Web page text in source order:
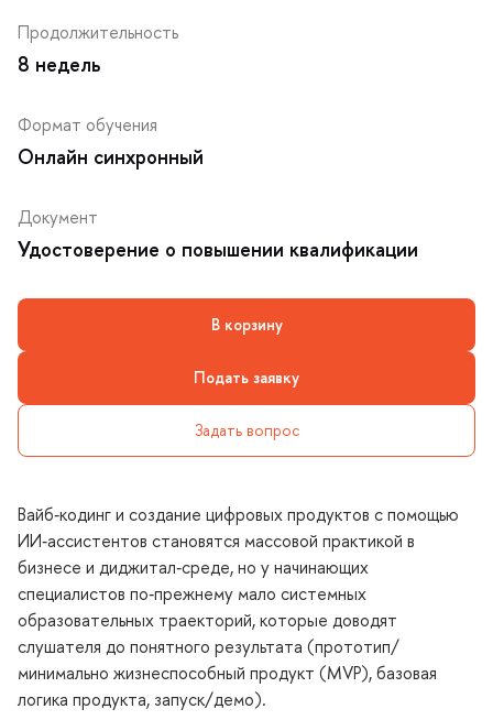
корзину
Подать заявку
Задать вопрос
Продолжительность
8 недель
Формат обучения
Онлайн синхронный
Документ
Удостоверение о повышении квалификации
айб‑кодинг и создание цифровых продуктов с помощью
ИИ‑ассистентов становятся массовой практикой
изнесе и диджитал‑среде, но у начинающих
специалистов по‑прежнему мало системных
образовательных траекторий, которые доводят
слушателя до понятного результата (прототип/
минимально жизнеспособный продукт (MVP), базовая
логика продукта, запуск/демо).